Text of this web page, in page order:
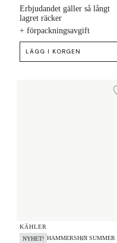
+ förpackningsavgift
Erbjudandet gäller så långt
lagret räcker
LÄGG I KORGEN
KÄHLER
NYHET! HAMMERSHØI SUMMER